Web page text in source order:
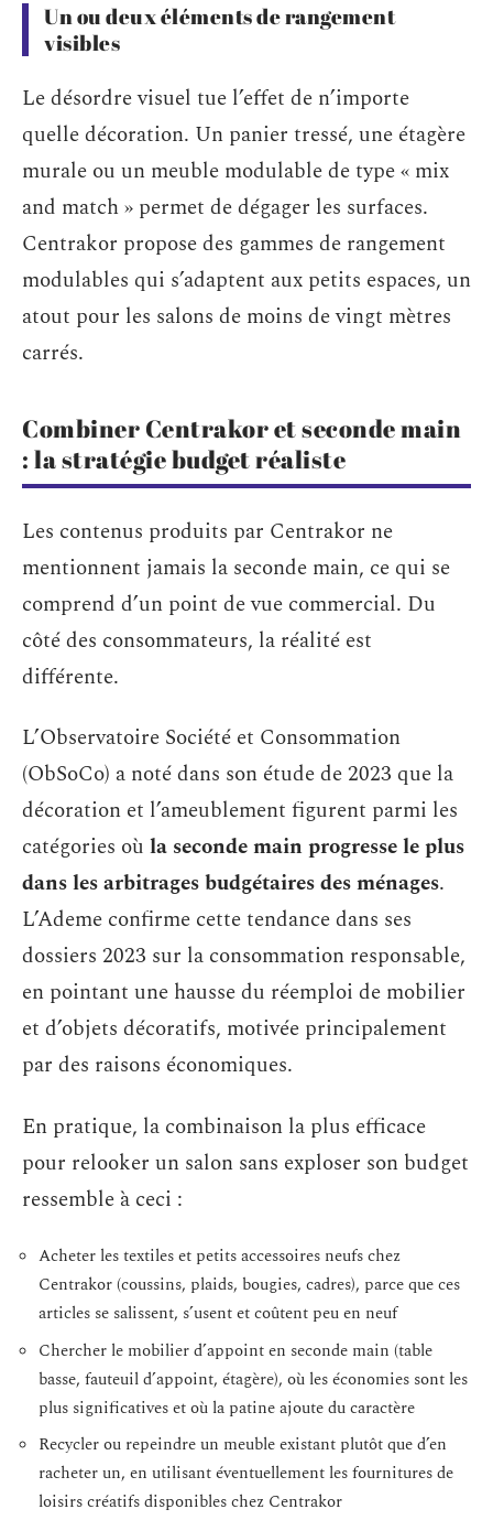
Un ou deux éléments de rangement
visibles
Le désordre visuel tue l’effet de n’importe
quelle décoration. Un panier tressé, une étagère
murale ou un meuble modulable de type « mix
and match » permet de dégager les surfaces.
Centrakor propose des gammes de rangement
modulables qui s’adaptent aux petits espaces, un
atout pour les salons de moins de vingt mètres
carrés.
Combiner Centrakor et seconde main
: la stratégie budget réaliste
Les contenus produits par Centrakor ne
mentionnent jamais la seconde main, ce qui se
comprend d’un point de vue commercial. Du
côté des consommateurs, la réalité est
différente.
L’Observatoire Société et Consommation
(ObSoCo) a noté dans son étude de 2023 que la
décoration et l’ameublement figurent parmi les
catégories où la seconde main progresse le plus
dans les arbitrages budgétaires des ménages.
L’Ademe confirme cette tendance dans ses
dossiers 2023 sur la consommation responsable,
en pointant une hausse du réemploi de mobilier
et d’objets décoratifs, motivée principalement
par des raisons économiques.
En pratique, la combinaison la plus efficace
pour relooker un salon sans exploser son budget
ressemble à ceci :
Acheter les textiles et petits accessoires neufs chez
Centrakor (coussins, plaids, bougies, cadres), parce que ces
articles se salissent, s’usent et coûtent peu en neuf
Chercher le mobilier d’appoint en seconde main (table
basse, fauteuil d’appoint, étagère), où les économies sont les
plus significatives et où la patine ajoute du caractère
Recycler ou repeindre un meuble existant plutôt que d’en
racheter un, en utilisant éventuellement les fournitures de
loisirs créatifs disponibles chez Centrakor